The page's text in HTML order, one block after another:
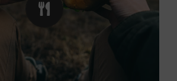
pour le pique-nique. Prenez de la
quantité suffisante pour la journée.
arrive de ne rentrer à Paris que vers
froid, certaines amènent une
dans un thermos. Prenez un sac en
servira de poubelle : ne laissez
détritus derrière vous.